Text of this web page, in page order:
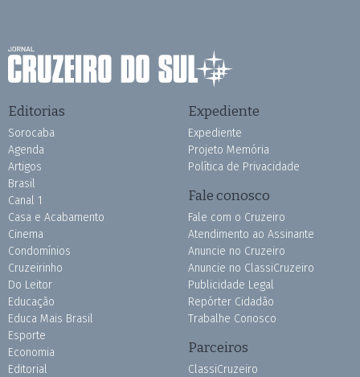
Editorias
Sorocaba
Agenda
Artigos
Brasil
Canal 1
Casa e Acabamento
Cinema
Condomínios
Cruzeirinho
Do Leitor
Educação
Educa Mais Brasil
Esporte
Economia
Editorial
Expediente
Expediente
Projeto Memória
Política de Privacidade
Fale conosco
Fale com o Cruzeiro
Atendimento ao Assinante
Anuncie no Cruzeiro
Anuncie no ClassiCruzeiro
Publicidade Legal
Repórter Cidadão
Trabalhe Conosco
Parceiros
ClassiCruzeiro